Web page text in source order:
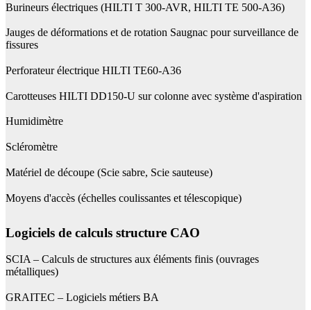
Burineurs électriques (HILTI T 300-AVR, HILTI TE 500-A36)
Jauges de déformations et de rotation Saugnac pour surveillance de
fissures
Perforateur électrique HILTI TE60-A36
Carotteuses HILTI DD150-U sur colonne avec système d'aspiration
Humidimètre
Scléromètre
Matériel de découpe (Scie sabre, Scie sauteuse)
Moyens d'accès (échelles coulissantes et télescopique)
Logiciels de calculs structure CAO
SCIA – Calculs de structures aux éléments finis (ouvrages
métalliques)
GRAITEC – Logiciels métiers BA